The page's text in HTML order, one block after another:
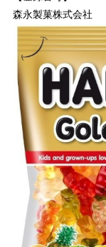
森永製菓株式会社